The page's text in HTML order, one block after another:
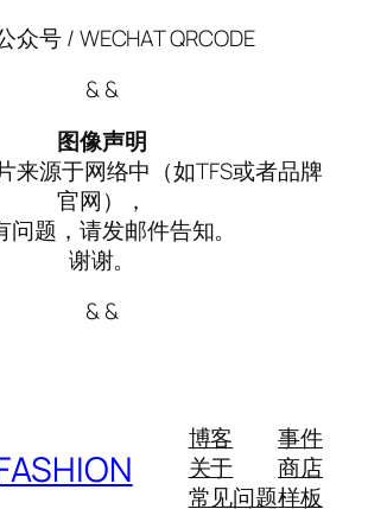
众号 / WECHAT QRCODE
& &
图像声明
来源于网络中（如TFS或者品牌
官网），
问题，请发邮件告知。
谢谢。
& &
博客
关于
常见问题
事件
商店
样板